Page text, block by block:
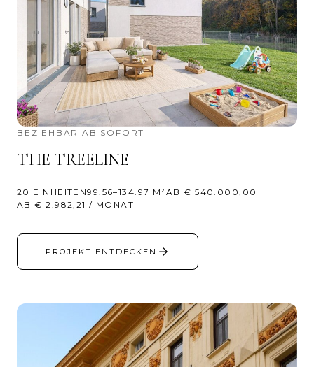
BEZIEHBAR AB SOFORT
THE TREELINE
20 EINHEITEN99.56–134.97 M² AB € 540.000,00
AB € 2.982,21 / MONAT
PROJEKT ENTDECKEN